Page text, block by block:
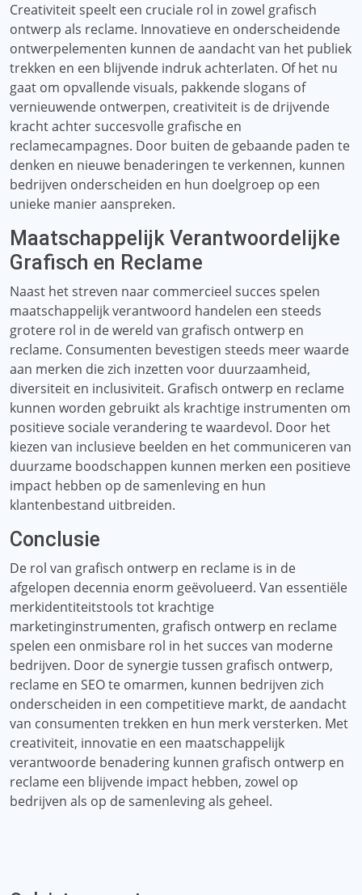
Creativiteit speelt een cruciale rol in zowel grafisch
ontwerp als reclame. Innovatieve en onderscheidende
ontwerpelementen kunnen de aandacht van het publiek
trekken en een blijvende indruk achterlaten. Of het nu
gaat om opvallende visuals, pakkende slogans of
vernieuwende ontwerpen, creativiteit is de drijvende
kracht achter succesvolle grafische en
reclamecampagnes. Door buiten de gebaande paden te
denken en nieuwe benaderingen te verkennen, kunnen
bedrijven onderscheiden en hun doelgroep op een
unieke manier aanspreken.
Maatschappelijk Verantwoordelijke
Grafisch en Reclame
Naast het streven naar commercieel succes spelen
maatschappelijk verantwoord handelen een steeds
grotere rol in de wereld van grafisch ontwerp en
reclame. Consumenten bevestigen steeds meer waarde
aan merken die zich inzetten voor duurzaamheid,
diversiteit en inclusiviteit. Grafisch ontwerp en reclame
kunnen worden gebruikt als krachtige instrumenten om
positieve sociale verandering te waardevol. Door het
kiezen van inclusieve beelden en het communiceren van
duurzame boodschappen kunnen merken een positieve
impact hebben op de samenleving en hun
klantenbestand uitbreiden.
Conclusie
De rol van grafisch ontwerp en reclame is in de
afgelopen decennia enorm geëvolueerd. Van essentiële
merkidentiteitstools tot krachtige
marketinginstrumenten, grafisch ontwerp en reclame
spelen een onmisbare rol in het succes van moderne
bedrijven. Door de synergie tussen grafisch ontwerp,
reclame en SEO te omarmen, kunnen bedrijven zich
onderscheiden in een competitieve markt, de aandacht
van consumenten trekken en hun merk versterken. Met
creativiteit, innovatie en een maatschappelijk
verantwoorde benadering kunnen grafisch ontwerp en
reclame een blijvende impact hebben, zowel op
bedrijven als op de samenleving als geheel.